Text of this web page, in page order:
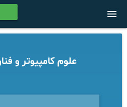
menu
علوم کامپیوتر و